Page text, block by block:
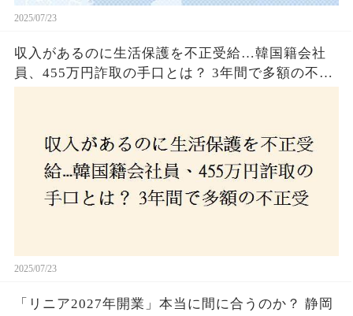
2025/07/23
収入があるのに生活保護を不正受給…韓国籍会社
員、455万円詐取の手口とは？ 3年間で多額の不正
2025/07/23
「リニア2027年開業」本当に間に合うのか？ 静岡